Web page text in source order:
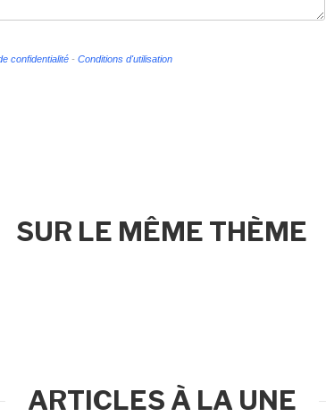
confidentialité - Conditions d'utilisation
SUR LE MÊME THÈME
ARTICLES À LA UNE